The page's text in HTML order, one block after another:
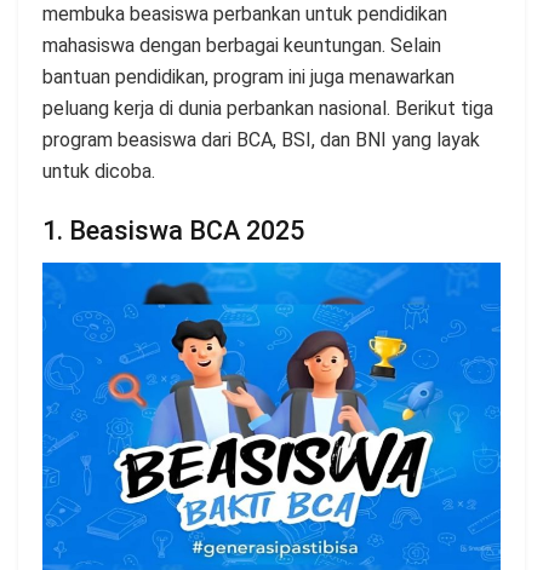
membuka beasiswa perbankan untuk pendidikan
mahasiswa dengan berbagai keuntungan. Selain
bantuan pendidikan, program ini juga menawarkan
peluang kerja di dunia perbankan nasional. Berikut tiga
program beasiswa dari BCA, BSI, dan BNI yang layak
untuk dicoba.
1. Beasiswa BCA 2025